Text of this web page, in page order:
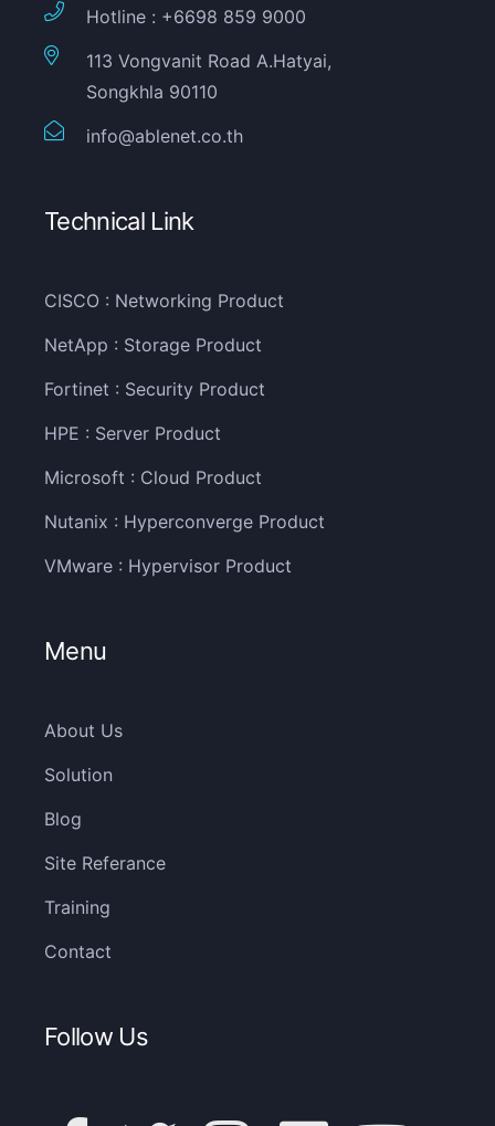
Hotline : +6698 859 9000
113 Vongvanit Road A.Hatyai,
Songkhla 90110
info@ablenet.co.th
Technical Link
CISCO : Networking Product
NetApp : Storage Product
Fortinet : Security Product
HPE : Server Product
Microsoft : Cloud Product
Nutanix : Hyperconverge Product
VMware : Hypervisor Product
Menu
About Us
Solution
Blog
Site Referance
Training
Contact
Follow Us